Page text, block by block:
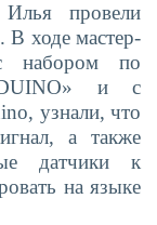
провели
В ходе мастер-
с набором по
и с
узнали, что
а также
датчики к
на языке